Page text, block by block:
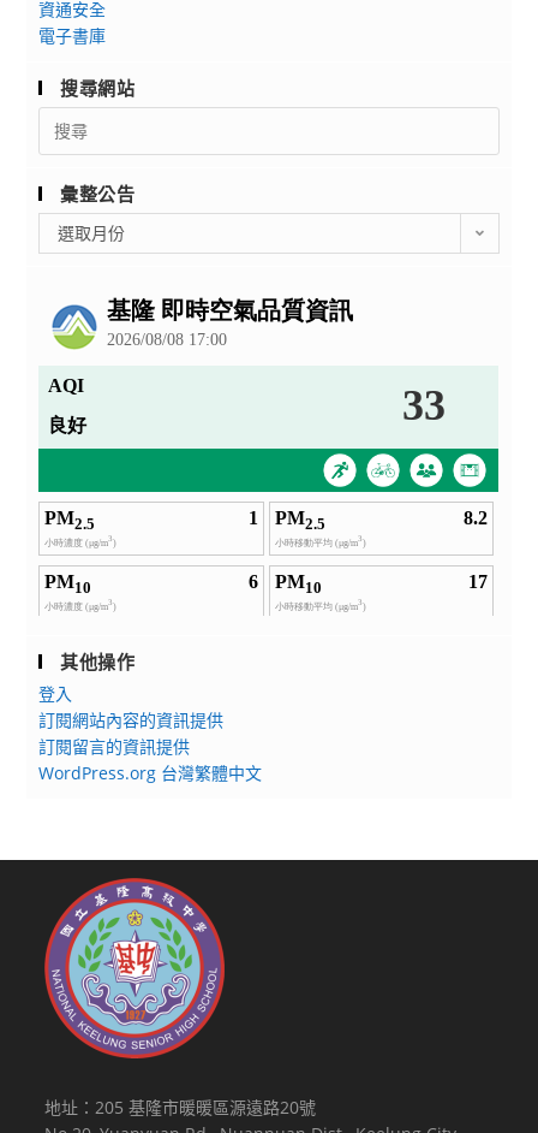
資通安全
電子書庫
搜尋網站
Search
for:
彙整公告
整
選取月份
其他操作
登入
訂閱網站內容的資訊提供
訂閱留言的資訊提供
WordPress.org 台灣繁體中文
地址：205 基隆市暖暖區源遠路20號